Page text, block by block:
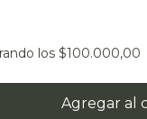
los$100.000,00